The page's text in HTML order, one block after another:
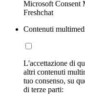
Microsoft Consent
Freshchat
Contenuti
L'accettazione di
altri contenuti
tuo consenso, su
di terze parti: